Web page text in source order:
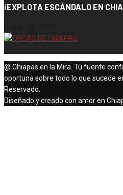
¡EXPLOTA ESCÁNDALO EN
@ Chiapas en la Mira. Tu fuente
oportuna sobre todo lo que sucede
Reservado.
Diseñado y creado con amor en